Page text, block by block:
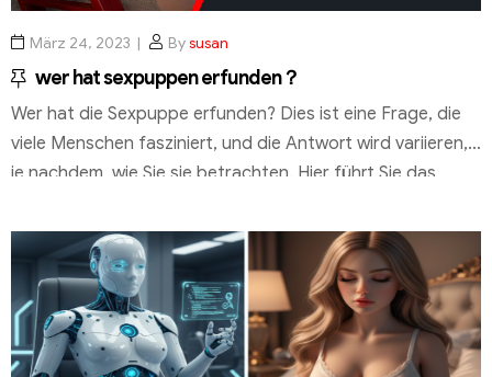
März 24, 2023 Bysusan
wer hat sexpuppen erfunden？
Wer hat die Sexpuppe erfunden? Dies ist eine Frage, die
viele Menschen fasziniert, und die Antwort wird variieren,
je nachdem, wie Sie sie betrachten. Hier führt Sie das
Sexpuppen, wie sie sich im Laufe der Zeit entwickelt
haben und wie sie sich in Zukunft verändern werden. Wir
lernen […]